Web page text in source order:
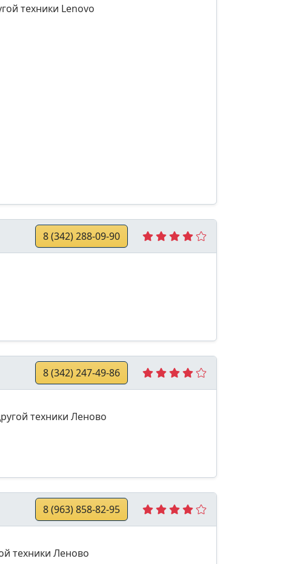
техники Lenovo
8 (342) 288-09-90
8 (342) 247-49-86
техники Леново
8 (963) 858-82-95
техники Леново